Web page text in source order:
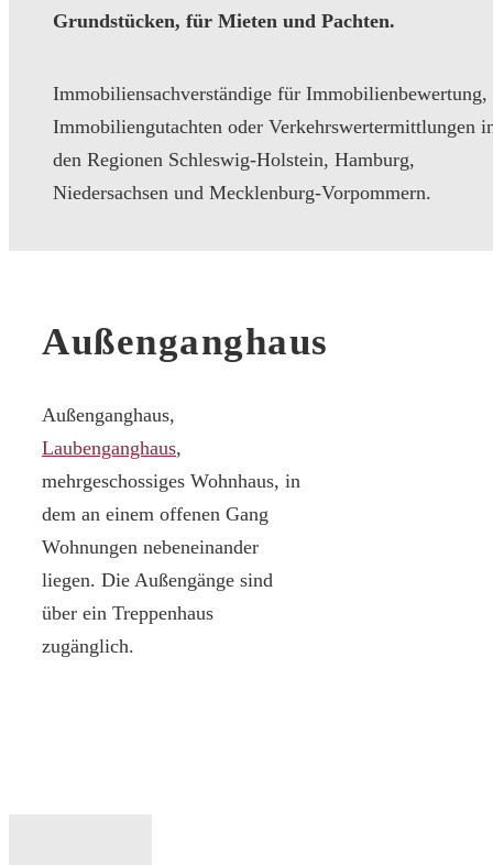
Grundstücken, für Mieten und Pachten.
Immobiliensachverständige für Immobilienbewertung,
Immobiliengutachten oder Verkehrswertermittlungen
den Regionen Schleswig-Holstein, Hamburg,
Niedersachsen und Mecklenburg-Vorpommern.
Außenganghaus
Außenganghaus,
Laubenganghaus,
mehrgeschossiges Wohnhaus, in
dem an einem offenen Gang
Wohnungen nebeneinander
liegen. Die Außengänge sind
über ein Treppenhaus
zugänglich.